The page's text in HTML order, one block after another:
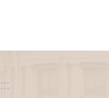
:::